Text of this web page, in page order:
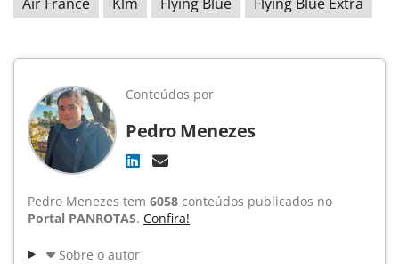
Conteúdos por
Pedro Menezes
Pedro Menezes tem 6058 conteúdos publicados no
Portal PANROTAS. Confira!
Sobre o autor